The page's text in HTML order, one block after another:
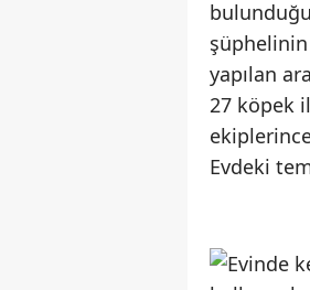
yapılan
27 köpek
Evdeki